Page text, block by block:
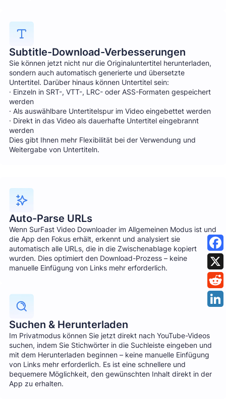
Subtitle-Download-Verbesserungen
Sie können jetzt nicht nur die Originaluntertitel herunterladen,
sondern auch automatisch generierte und übersetzte
Untertitel. Darüber hinaus können Untertitel sein:
· Einzeln in SRT-, VTT-, LRC- oder ASS-Formaten gespeichert
werden
· Als auswählbare Untertitelspur im Video eingebettet werden
· Direkt in das Video als dauerhafte Untertitel eingebrannt
werden
Dies gibt Ihnen mehr Flexibilität bei der Verwendung und
Weitergabe von Untertiteln.
Auto-Parse URLs
Wenn SurFast Video Downloader im Allgemeinen Modus ist und
die App den Fokus erhält, erkennt und analysiert sie
automatisch alle URLs, die in die Zwischenablage kopiert
wurden. Dies optimiert den Download-Prozess – keine
manuelle Einfügung von Links mehr erforderlich.
Suchen & Herunterladen
Im Privatmodus können Sie jetzt direkt nach YouTube-Videos
suchen, indem Sie Stichwörter in die Suchleiste eingeben und
mit dem Herunterladen beginnen – keine manuelle Einfügung
von Links mehr erforderlich. Es ist eine schnellere und
bequemere Möglichkeit, den gewünschten Inhalt direkt in der
App zu erhalten.